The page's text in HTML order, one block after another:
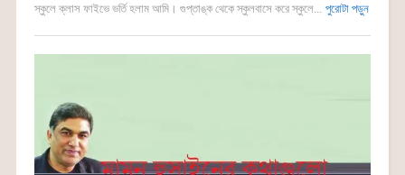
স্কুলে ক্লাস ফাইভে ভর্তি হলাম আমি। গুপ্তাঙ্ক থেকে স্কুলবাসে করে স্কুলে... পুরোটা পড়ুন